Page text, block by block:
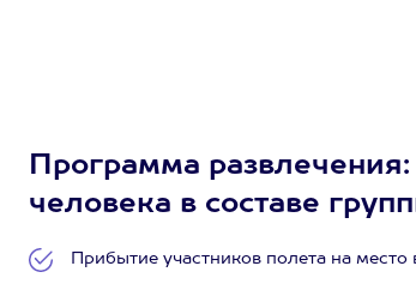
Программа
человека в составе
Прибытие участников полета на место